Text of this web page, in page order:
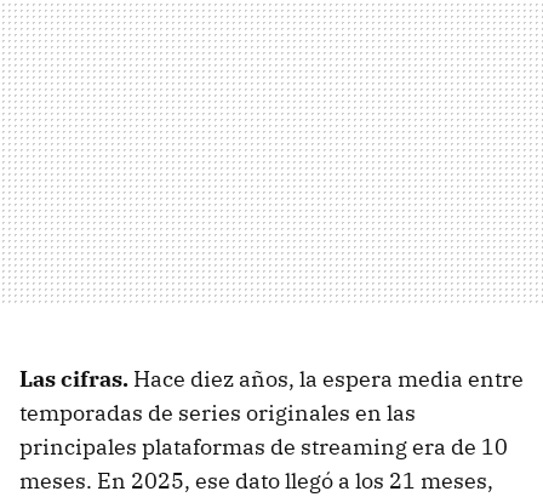
Las cifras. Hace diez años, la espera media entre
temporadas de series originales en las
principales plataformas de streaming era de 10
meses. En 2025, ese dato llegó a los 21 meses,